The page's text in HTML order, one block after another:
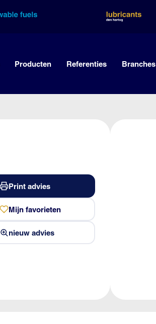
Producten Referenties Branches
Print advies
Mijn favorieten
nieuw advies